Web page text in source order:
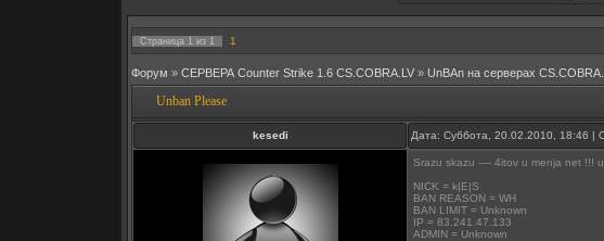
Страница 1 из 1 1
Форум » СЕРВЕРА Counter Strike 1.6 CS.COBRA.LV » UnBAn на серверах
Unban Please
kesedi Дата: Суббота, 20.02.2010, 18:46 |
Srazu skazu ---- 4itov u menja net !!!
NICK = k|E|S
BAN REASON = WH
BAN LIMIT = Unknown
IP = 83.241.47.133
ADMIN = Unknown